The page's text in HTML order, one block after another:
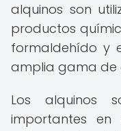
alquinos son
productos
formaldehído y
amplia gama de
Los alquinos
importantes